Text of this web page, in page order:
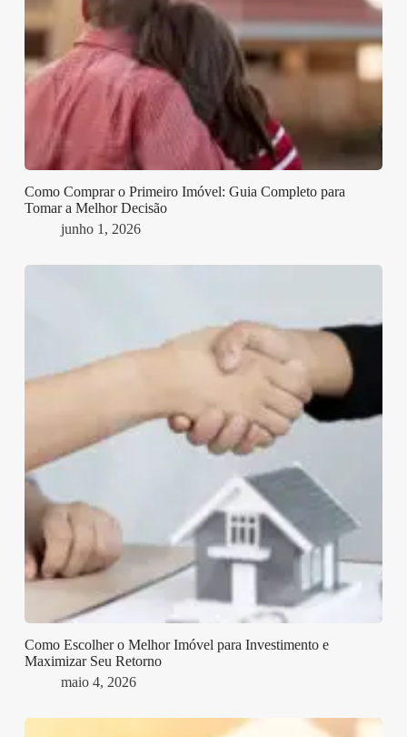
Como Comprar o Primeiro Imóvel: Guia Completo para
Tomar a Melhor Decisão
junho 1, 2026
Como Escolher o Melhor Imóvel para Investimento e
Maximizar Seu Retorno
maio 4, 2026